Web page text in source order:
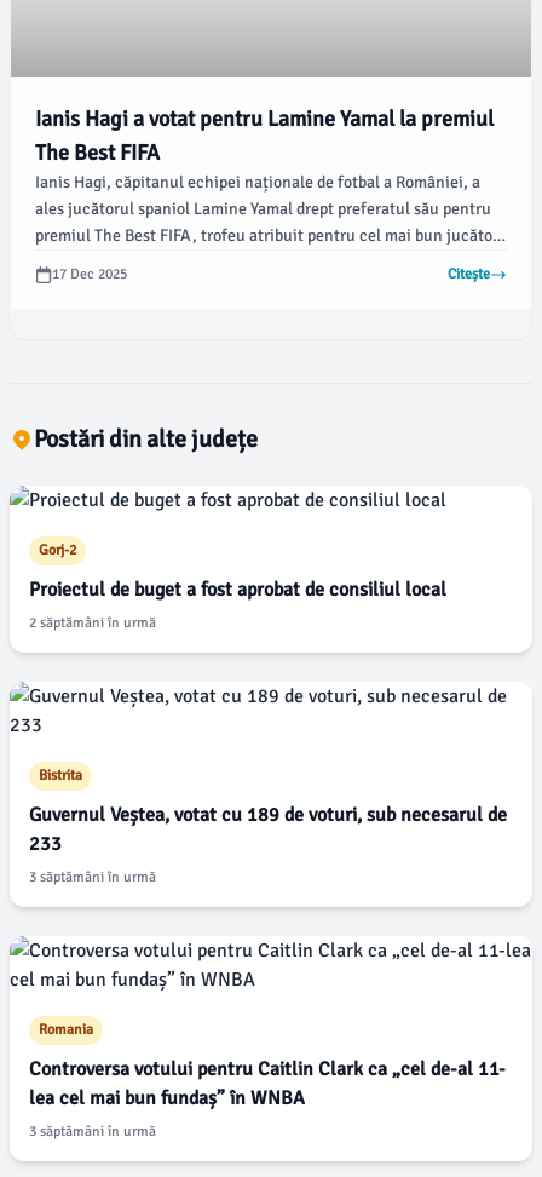
Ianis Hagi a votat pentru Lamine Yamal la premiul
The Best FIFA
Ianis Hagi, căpitanul echipei naționale de fotbal a României, a
ales jucătorul spaniol Lamine Yamal drept preferatul său pentru
premiul The Best FIFA, trofeu atribuit pentru cel mai bun jucător
al anului, câștigat în acest an de francezul Ousmane Dembele,
potrivit site-ului oficial FIFA.
17 Dec 2025 Citește
Postări din alte județe
Gorj-2
Proiectul de buget a fost aprobat de consiliul local
2 săptămâni în urmă
Bistrita
Guvernul Veștea, votat cu 189 de voturi, sub necesarul de
233
3 săptămâni în urmă
Romania
Controversa votului pentru Caitlin Clark ca „cel de-al 11-
lea cel mai bun fundaș” în WNBA
3 săptămâni în urmă